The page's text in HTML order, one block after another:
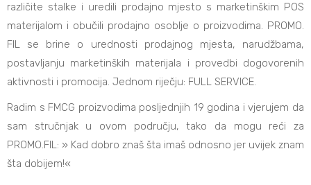
različite stalke i uredili prodajno mjesto s marketinškim POS
materijalom i obučili prodajno osoblje o proizvodima. PROMO.
FIL se brine o urednosti prodajnog mjesta, narudžbama,
postavljanju marketinških materijala i provedbi dogovorenih
aktivnosti i promocija. Jednom riječju: FULL SERVICE.
Radim s FMCG proizvodima posljednjih 19 godina i vjerujem da
sam stručnjak u ovom području, tako da mogu reći za
PROMO.FIL: » Kad dobro znaš šta imaš odnosno jer uvijek znam
šta dobijem!«